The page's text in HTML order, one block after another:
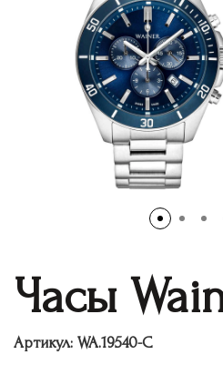
Часы
Артикул: WA.19540-C